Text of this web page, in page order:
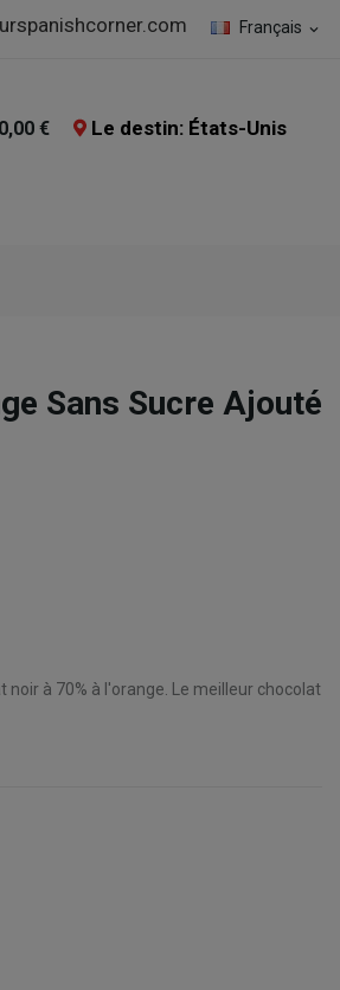
Français expand_more
0,00 € Le destin: États-Unis
Sans Sucre Ajouté
noir à 70% à l'orange. Le meilleur chocolat